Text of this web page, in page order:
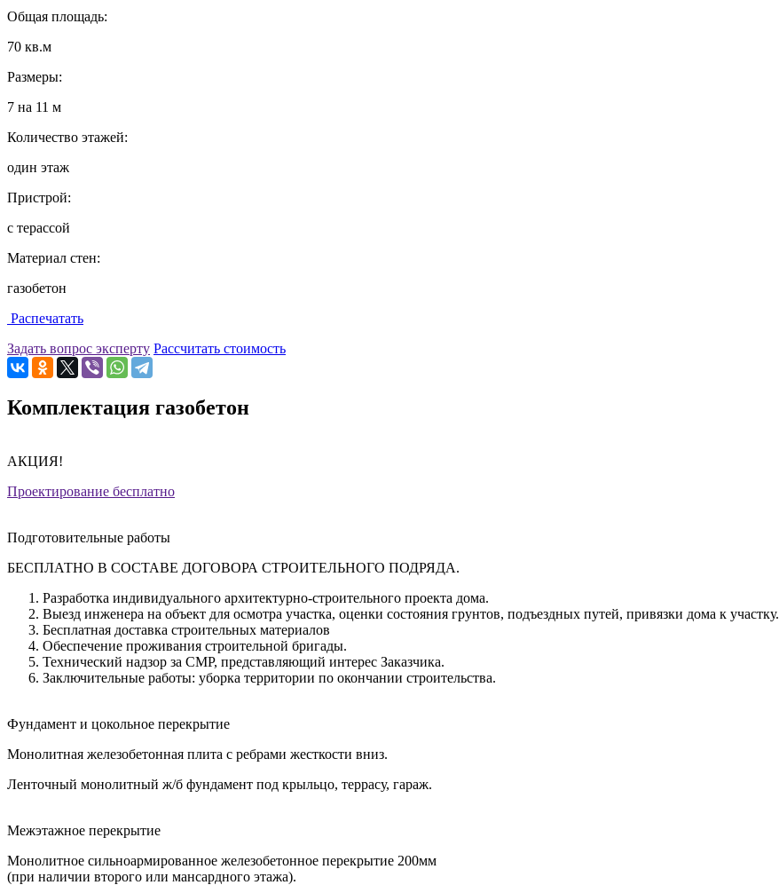
Общая площадь:
70 кв.м
Размеры:
7 на 11 м
Количество этажей:
один этаж
Пристрой:
с терассой
Материал стен:
газобетон
Распечатать
Задать вопрос эксперту Рассчитать стоимость
Комплектация газобетон
АКЦИЯ!
Проектирование бесплатно
Подготовительные работы
БЕСПЛАТНО В СОСТАВЕ ДОГОВОРА СТРОИТЕЛЬНОГО ПОДРЯДА.
Разработка индивидуального архитектурно-строительного проекта дома.
Выезд инженера на объект для осмотра участка, оценки состояния грунтов, подъездных путей, привязки дома к участку.
Бесплатная доставка строительных материалов
Обеспечение проживания строительной бригады.
Технический надзор за СМР, представляющий интерес Заказчика.
Заключительные работы: уборка территории по окончании строительства.
Фундамент и цокольное перекрытие
Монолитная железобетонная плита с ребрами жесткости вниз.
Ленточный монолитный ж/б фундамент под крыльцо, террасу, гараж.
Межэтажное перекрытие
Монолитное сильноармированное железобетонное перекрытие 200мм
(при наличии второго или мансардного этажа).